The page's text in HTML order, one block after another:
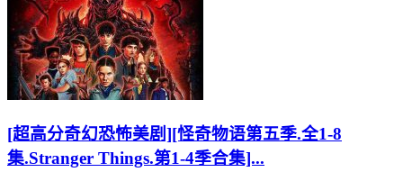
[超高分奇幻恐怖美剧][怪奇物语第五季.全1-8
集.Stranger Things.第1-4季合集]...